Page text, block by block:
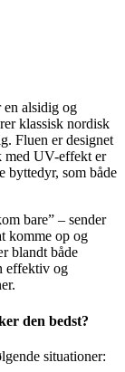
alsidig og
klassisk nordisk
Fluen er designet
med UV-effekt er
byttedyr, som både
bare” – sender
komme op og
blandt både
effektiv og
den bedst?
situationer: